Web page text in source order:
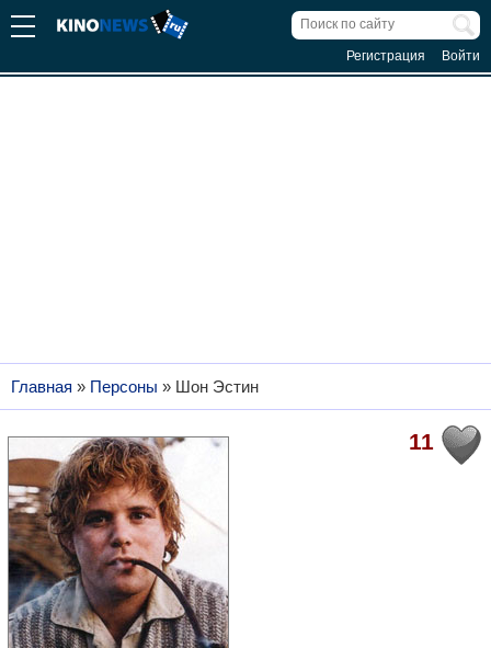
Регистрация Войти
Главная » Персоны » Шон Эстин
11